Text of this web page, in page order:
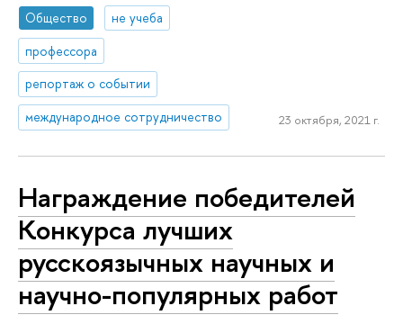
Общество
не учеба
профессора
репортаж о событии
международное сотрудничество
23 октября, 2021 г.
Награждение победителей
Конкурса лучших
русскоязычных научных и
научно-популярных работ